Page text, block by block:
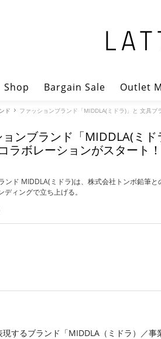
Shop Bargain Sale Outlet
ド ファッションブランド「MIDDLA(ミドラ)」と 文具
ョンブランド「MIDDLA(ミ
ラボレーションがスタート！
ンド MIDDLA(ミドラ)は、株式会社トンボ鉛筆
ィングで立ち上げる。
現するブランド「MIDDLA（ミドラ）／